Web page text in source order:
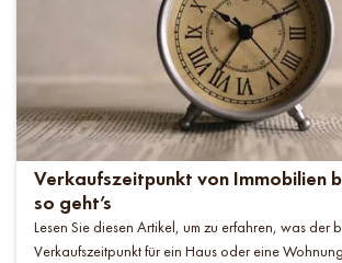
Verkaufszeitpunkt von Immobilien
so geht’s
Lesen Sie diesen Artikel, um zu erfahren, was der
Verkaufszeitpunkt für ein Haus oder eine